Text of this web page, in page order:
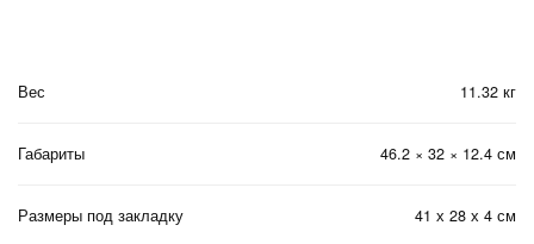
Вес 11.32 кг
Габариты 46.2 × 32 × 12.4 см
Размеры под закладку 41 х 28 х 4 см